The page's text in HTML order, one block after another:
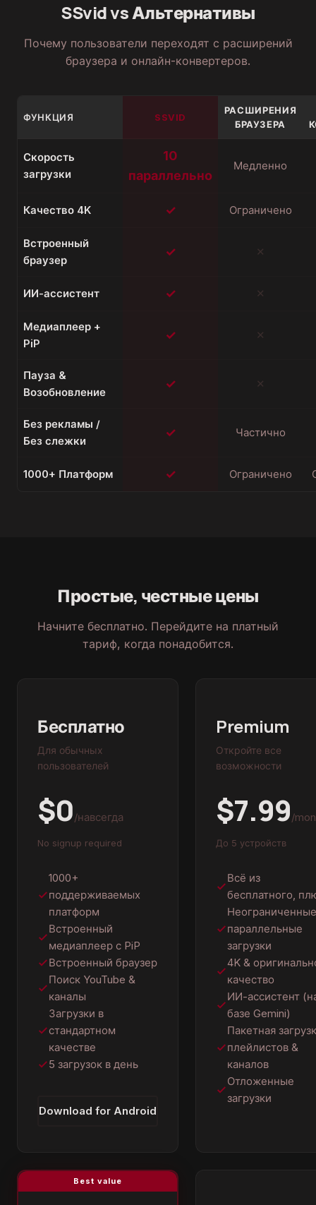
SSvid vs Альтернативы
Почему пользователи переходят с расширений
браузера и онлайн-конвертеров.
ФУНКЦИЯ SSVID
РАСШИРЕНИЯ
БРАУЗЕРА
Скорость
загрузки
10
параллельно
Медленно
Качество 4K ✓ Ограничено
Встроенный
браузер
✓ ✕
ИИ-ассистент ✓ ✕
Медиаплеер +
PiP
✓ ✕
Пауза &
Возобновление
✓ ✕
Без рекламы /
Без слежки
✓ Частично
1000+ Платформ ✓ Ограничено
Простые, честные цены
Начните бесплатно. Перейдите на платный
тариф, когда понадобится.
Бесплатно
Для обычных
пользователей
$0/навсегда
No signup required
1000+
поддерживаемых
платформ
Встроенный
медиаплеер с PiP
Встроенный браузер
Поиск YouTube &
каналы
Загрузки в
стандартном
качестве
5 загрузок в день
Download for Android
Premium
Откройте все
возможности
$7.99/
До 5 устройств
Всё из
бесплатного,
Неограниченные
параллельные
загрузки
4K &
качество
ИИ-ассистент
базе Gemini)
Пакетная
плейлистов &
каналов
Отложенные
загрузки
Best value